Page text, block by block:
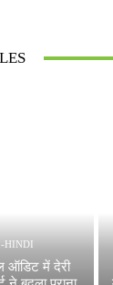
-HINDI
ऑडिट में देरी